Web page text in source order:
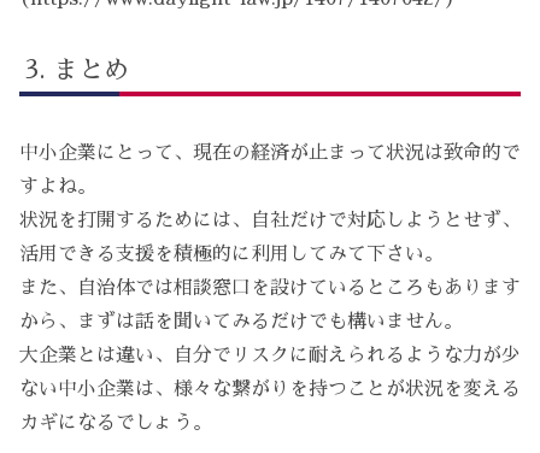
まとめ
中小企業にとって、現在の経済が止まって状況は致命的で
すよね。
状況を打開するためには、自社だけで対応しようとせず、
活用できる支援を積極的に利用してみて下さい。
また、自治体では相談窓口を設けているところもあります
から、まずは話を聞いてみるだけでも構いません。
大企業とは違い、自分でリスクに耐えられるような力が少
ない中小企業は、様々な繋がりを持つことが状況を変える
カギになるでしょう。